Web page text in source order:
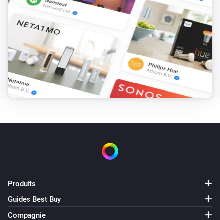
Définir le volume sur %
Sony BRAVIA Android TV
Définir le volume relatif
Sony BRAVIA Android TV
Définir la sortie audio sur ...
Sony BRAVIA Android TV
Set audio output to ...
Produits
Guides Best Buy
Compagnie